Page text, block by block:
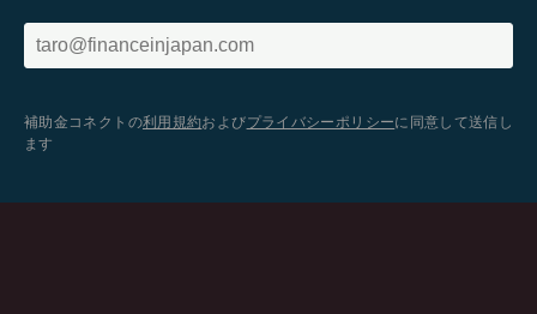
補助金コネクトの利用規約およびプライバシーポリシーに同意して送信し
ます